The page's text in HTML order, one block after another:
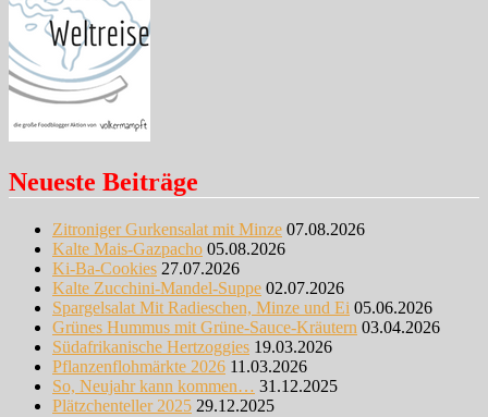
Neueste Beiträge
Zitroniger Gurkensalat mit Minze 07.08.2026
Kalte Mais-Gazpacho 05.08.2026
Ki-Ba-Cookies 27.07.2026
Kalte Zucchini-Mandel-Suppe 02.07.2026
Spargelsalat Mit Radieschen, Minze und Ei 05.06.2026
Grünes Hummus mit Grüne-Sauce-Kräutern 03.04.2026
Südafrikanische Hertzoggies 19.03.2026
Pflanzenflohmärkte 2026 11.03.2026
So, Neujahr kann kommen… 31.12.2025
Plätzchenteller 2025 29.12.2025